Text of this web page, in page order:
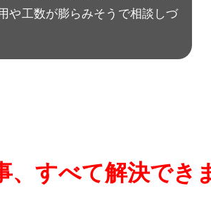
や工数が膨らみそうで相談しづ
、すべて解決でき